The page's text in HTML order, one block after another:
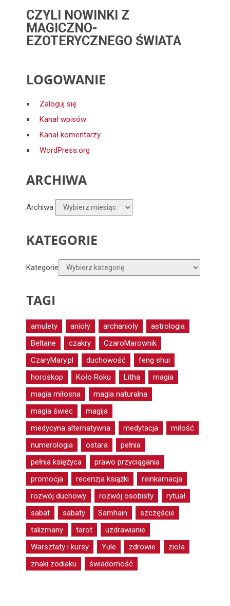
CZYLI NOWINKI Z
MAGICZNO-
EZOTERYCZNEGO ŚWIATA
LOGOWANIE
Zaloguj się
Kanał wpisów
Kanał komentarzy
WordPress.org
ARCHIWA
Archiwa
KATEGORIE
Kategorie
TAGI
amulety anioły archanioły
astrologia
Beltane
czakry
CzaroMarownik
CzaryMary.pl
duchowość
feng shui
horoskop
Koło Roku Litha
magia
magia miłosna
magia naturalna
magia świec
magija
medycyna alternatywna
medytacja
miłość
numerologia
ostara
pełnia
pełnia księżyca
prawo przyciągania
promocja
recenzja książki
reinkarnacja
rozwój duchowy
rozwój osobisty
rytuał
sabat
sabaty Samhain
szczęście
talizmany
tarot
uzdrawianie
Warsztaty i kursy
Yule zdrowie
zioła
znaki zodiaku
świadomość